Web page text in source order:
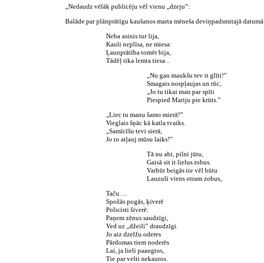
„Nedaudz vēlāk publicēju vēl vienu „dzeju”:
Balāde par plānprātīgu kaušanos marta mēneša deviņpadsmitajā datumā
Neba asinis tur lija,
Kauli neplīsa, ne miesa:
Ļaunprātība tomēr bija,
Tādēļ tika lemta tiesa...
„Nu gan maukšu tev it glīti!”
Smagais nospļaujas un rūc,
„Jo tu tikai man par spīti
Piespied Mariju pie krūts.”
„Liec tu manu šamo mierā!”
Vieglais šņāc kā katla tvaiks.
„Samīcīšu tevi sierā,
Jo to atļauj mūsu laiks!”
Tā nu abi, pilni jūtu,
Gaisā sit it lielus robus.
Varbūt beigās tie vēl būtu
Lauzuši viens otram zobus,
Taču. ...
Spožās pogās, ķiverē
Policisti šiverē:
Paņem zēnus saudzīgi,
Ved uz „džeili” draudzīgi.
Jo aiz dzelžu oderes
Pārdomas tiem noderēs
Lai, ja lieli paaugtos,
Tie par velti nekautos.